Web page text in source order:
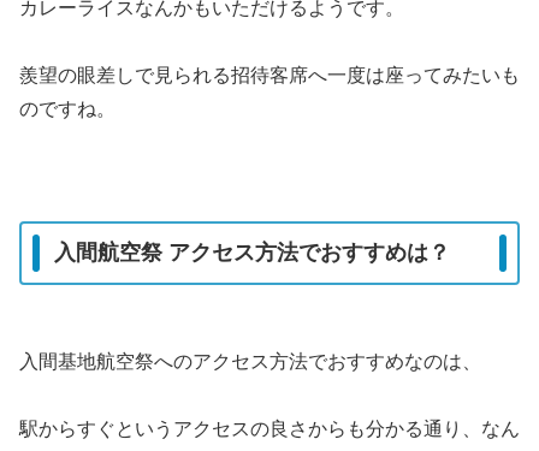
カレーライスなんかもいただけるようです。
羨望の眼差しで見られる招待客席へ一度は座ってみたいも
のですね。
入間航空祭 アクセス方法でおすすめは？
入間基地航空祭へのアクセス方法でおすすめなのは、
駅からすぐというアクセスの良さからも分かる通り、なん